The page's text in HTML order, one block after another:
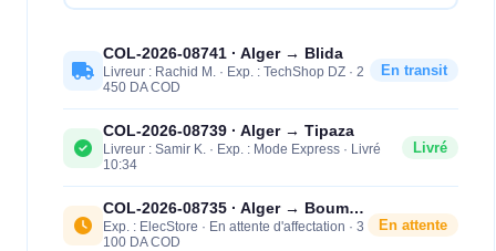
COL-2026-08741 · Alger → Blida
Livreur : Rachid M. · Exp. : TechShop DZ · 2
450 DA COD
En transit
COL-2026-08739 · Alger → Tipaza
Livreur : Samir K. · Exp. : Mode Express · Livré
10:34
Livré
COL-2026-08735 · Alger → Boumerdès
Exp. : ElecStore · En attente d'affectation · 3
100 DA COD
En attente